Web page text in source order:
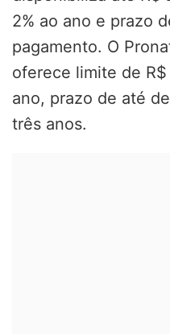
2% ao ano e prazo
pagamento. O
oferece limite de
ano, prazo de até
três anos.